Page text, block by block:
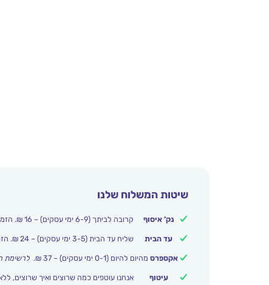
שיטות המשלוח שלנו
נק’ איסוף קרובה לביתך (6-9 ימי עסקים) – 16 ₪. הזמנות מעל 250 ₪ משלוח חינם.
עד הבית שליח עד הבית (3-5 ימי עסקים) – 24 ₪. הזמנות מעל 399 ₪ משלוח חינם.
אקספרס מהיום להיום (0-1 ימי עסקים) – 37 ₪. לרשימת
עיטוף אנחנו עוטפים כמה שרוצים ואיך שרוצים,